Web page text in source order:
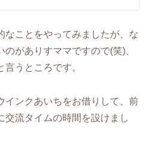
なことをやってみましたが、な
がありすママですので(笑)、
うところです。
インクあいちをお借りして、前
交流タイムの時間を設けまし